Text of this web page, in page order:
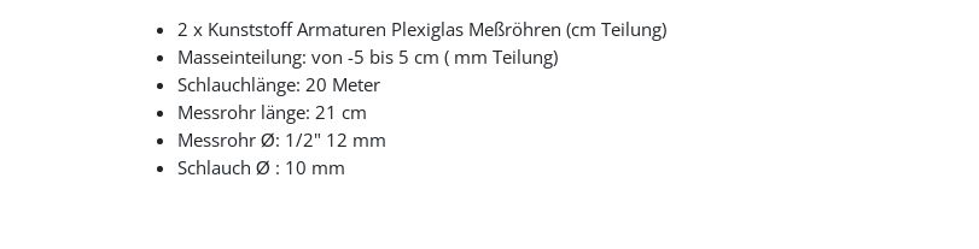
2 x Kunststoff Armaturen Plexiglas Meßröhren (cm Teilung)
Masseinteilung: von -5 bis 5 cm ( mm Teilung)
Schlauchlänge: 20 Meter
Messrohr länge: 21 cm
Messrohr Ø: 1/2" 12 mm
Schlauch Ø : 10 mm